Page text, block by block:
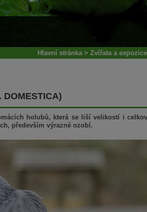
Hlavní stránka> Zvířata a expozice
DOMESTICA)
holubů, která se liší velikostí i
především výrazné ozobí.